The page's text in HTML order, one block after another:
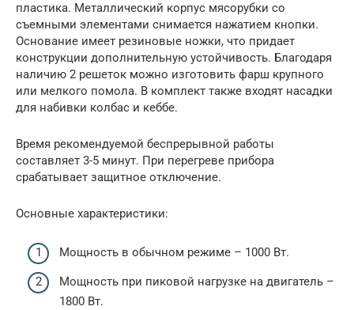
пластика. Металлический корпус мясорубки со
съемными элементами снимается нажатием кнопки.
Основание имеет резиновые ножки, что придает
конструкции дополнительную устойчивость. Благодаря
наличию 2 решеток можно изготовить фарш крупного
или мелкого помола. В комплект также входят насадки
для набивки колбас и кеббе.
Время рекомендуемой беспрерывной работы
составляет 3-5 минут. При перегреве прибора
срабатывает защитное отключение.
Основные характеристики:
Мощность в обычном режиме – 1000 Вт.
Мощность при пиковой нагрузке на двигатель –
1800 Вт.